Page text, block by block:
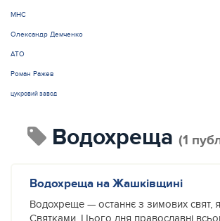
МНС
Олександр Демченко
АТО
Роман Ражев
цукровий завод
Водохреща (1
Водохреща на Жашківщині
Водохреще — останнє з зимових свят,
Святками. Цього дня православні